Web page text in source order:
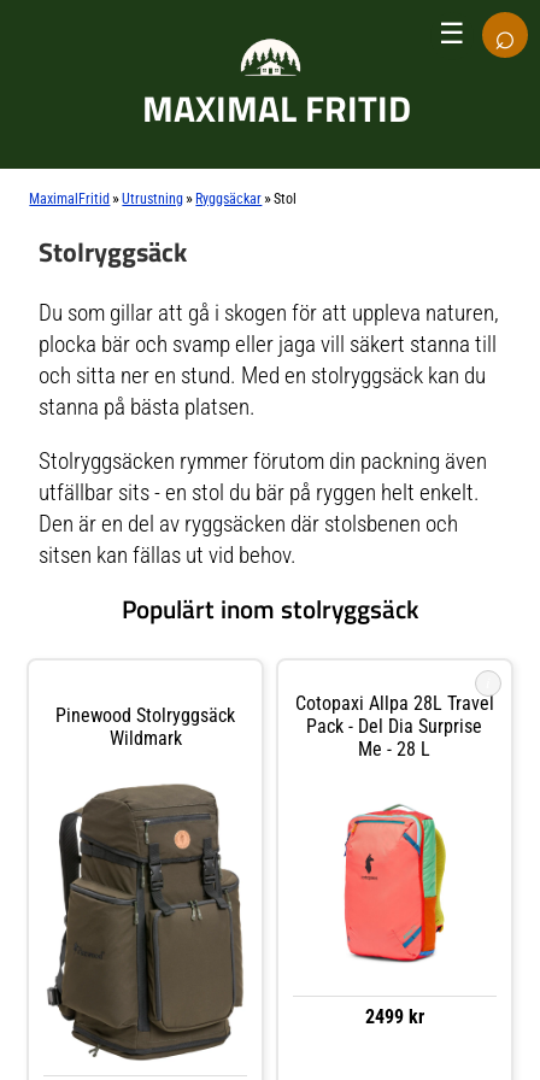
MAXIMAL FRITID
☰ ⌕
MaximalFritid »Utrustning » Ryggsäckar »Stol
Stolryggsäck
Du som gillar att gå i skogen för att uppleva naturen,
plocka bär och svamp eller jaga vill säkert stanna till
och sitta ner en stund. Med en stolryggsäck kan du
stanna på bästa platsen.
Stolryggsäcken rymmer förutom din packning även
utfällbar sits - en stol du bär på ryggen helt enkelt.
Den är en del av ryggsäcken där stolsbenen och
sitsen kan fällas ut vid behov.
Populärt inom stolryggsäck
Pinewood Stolryggsäck
Wildmark
Cotopaxi Allpa 28L Travel
Pack - Del Dia Surprise
Me - 28 L
2499 kr